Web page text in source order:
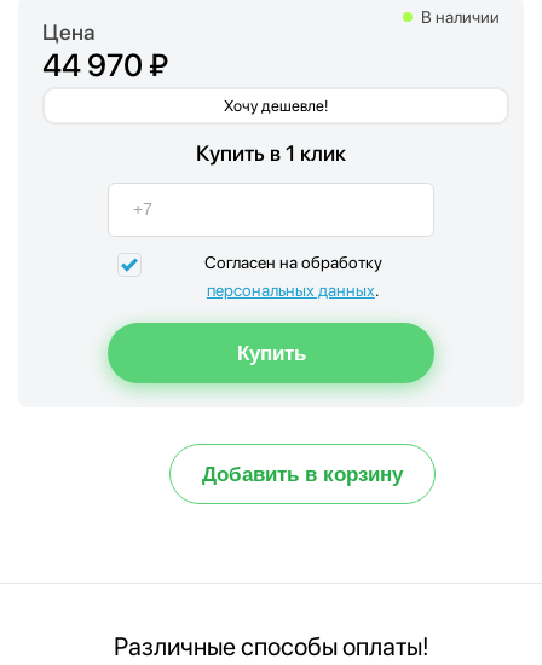
Цена
44 970 ₽
Хочу дешевле!
В наличии
Купить в 1 клик
Согласен на обработку
персональных данных.
Добавить в корзину
Различные способы оплаты!